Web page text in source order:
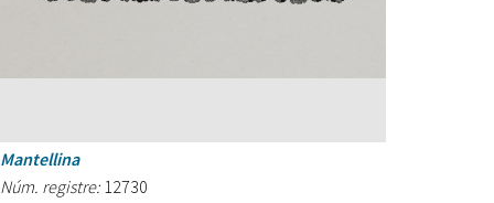
Mantellina
Núm. registre: 12730